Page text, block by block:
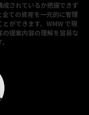
されているか把握できず
ての資産を一元的に管理
ができます。WMW で現
提案内容の理解を容易な